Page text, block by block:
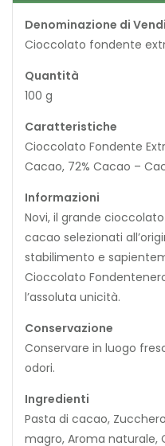
Denominazione di
Cioccolato fondente
Quantità
100 g
Caratteristiche
Cioccolato Fondente
Cacao, 72% Cacao –
Informazioni
Novi, il grande
cacao selezionati
stabilimento e
Cioccolato
l’assoluta unicità.
Conservazione
Conservare in luogo
odori.
Ingredienti
Pasta di cacao,
magro, Aroma naturale,